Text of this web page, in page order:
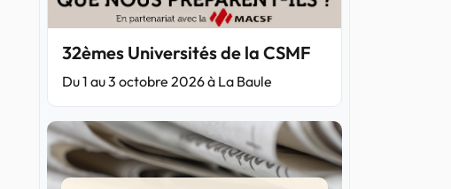
32èmes Universités de la CSMF
Du 1 au 3 octobre 2026 à La Baule